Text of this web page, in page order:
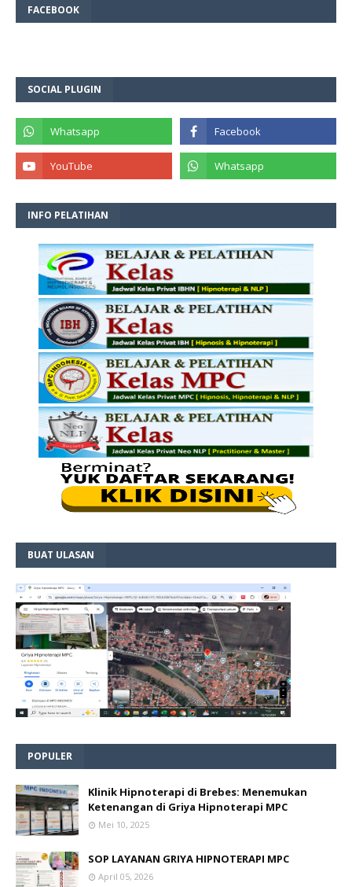
FACEBOOK
SOCIAL PLUGIN
INFO PELATIHAN
BUAT ULASAN
POPULER
Klinik Hipnoterapi di Brebes: Menemukan
Ketenangan di Griya Hipnoterapi MPC
Mei 10, 2025
SOP LAYANAN GRIYA HIPNOTERAPI MPC
April 05, 2026